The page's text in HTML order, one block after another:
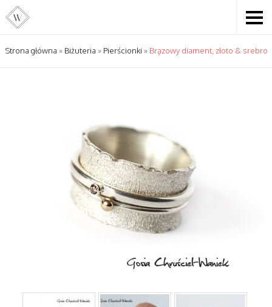
Strona główna » Biżuteria » Pierścionki » Brązowy diament, złoto & srebro